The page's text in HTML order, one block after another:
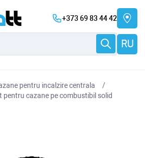
+373 69 83 44 42
RU
pentru incalzire centrala
pentru cazane pe combustibil solid